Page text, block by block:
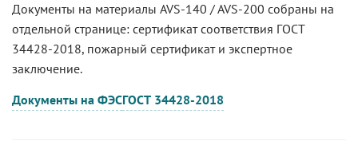
Документы на материалы AVS-140 / AVS-200 собраны на
отдельной странице: сертификат соответствия ГОСТ
34428-2018, пожарный сертификат и экспертное
заключение.
Документы на ФЭСГОСТ 34428-2018